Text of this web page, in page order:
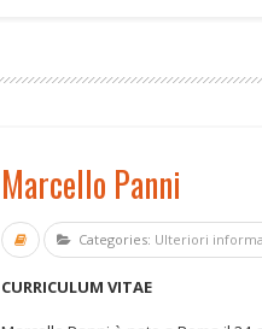
Marcello Panni
Categories: Ulteriori
CURRICULUM VITAE